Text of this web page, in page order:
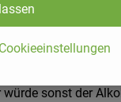
und ab und zu
ist der Apfelsaft
sonst der
Cookieeinstellungen